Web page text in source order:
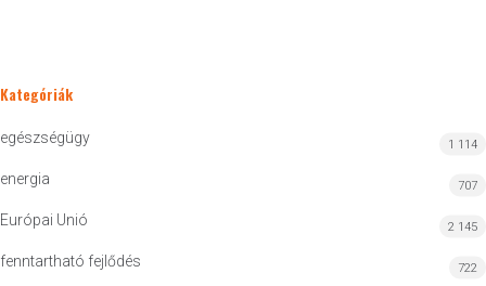
Kategóriák
egészségügy 1 114
energia 707
Európai Unió 2 145
fenntartható fejlődés 722